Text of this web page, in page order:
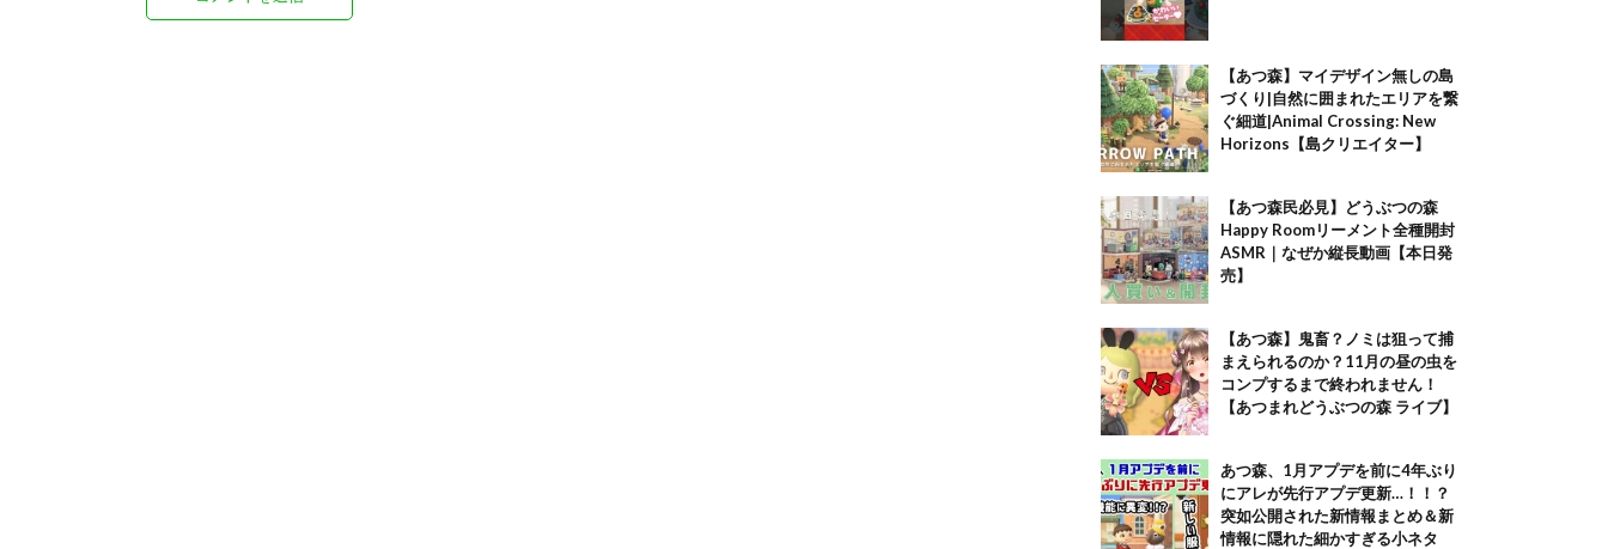
【あつ森】マイデザイン無しの島
づくり|自然に囲まれたエリアを繋
ぐ細道|Animal Crossing: New
Horizons【島クリエイター】
【あつ森民必見】どうぶつの森
Happy Roomリーメント全種開封
ASMR｜なぜか縦長動画【本日発
売】
【あつ森】鬼畜？ノミは狙って捕
まえられるのか？11月の昼の虫を
コンプするまで終われません！
【あつまれどうぶつの森 ライブ】
あつ森、1月アプデを前に4年ぶり
にアレが先行アプデ更新…！！？
突如公開された新情報まとめ＆新
情報に隠れた細かすぎる小ネタ